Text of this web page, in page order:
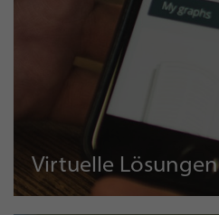
Virtuelle Lösungen